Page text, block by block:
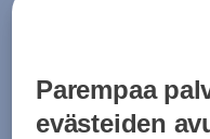
Parempaa
evästeiden